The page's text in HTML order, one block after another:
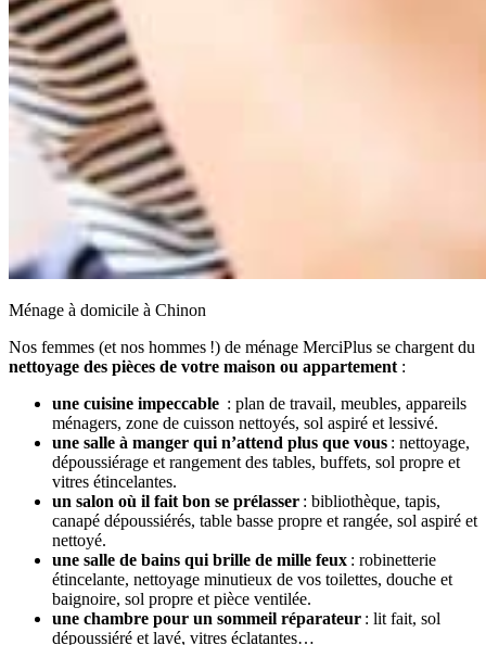
Ménage à domicile à Chinon
Nos femmes (et nos hommes !) de ménage MerciPlus se chargent du
nettoyage des pièces de votre maison ou appartement :
une cuisine impeccable : plan de travail, meubles, appareils
ménagers, zone de cuisson nettoyés, sol aspiré et lessivé.
une salle à manger qui n’attend plus que vous : nettoyage,
dépoussiérage et rangement des tables, buffets, sol propre et
vitres étincelantes.
un salon où il fait bon se prélasser : bibliothèque, tapis,
canapé dépoussiérés, table basse propre et rangée, sol aspiré et
nettoyé.
une salle de bains qui brille de mille feux : robinetterie
étincelante, nettoyage minutieux de vos toilettes, douche et
baignoire, sol propre et pièce ventilée.
une chambre pour un sommeil réparateur : lit fait, sol
dépoussiéré et lavé, vitres éclatantes…